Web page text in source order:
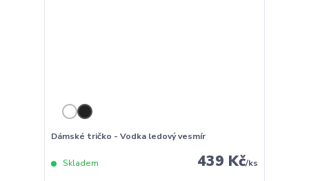
Dámské tričko - Vodka ledový vesmír
439 Kč/ks
Skladem